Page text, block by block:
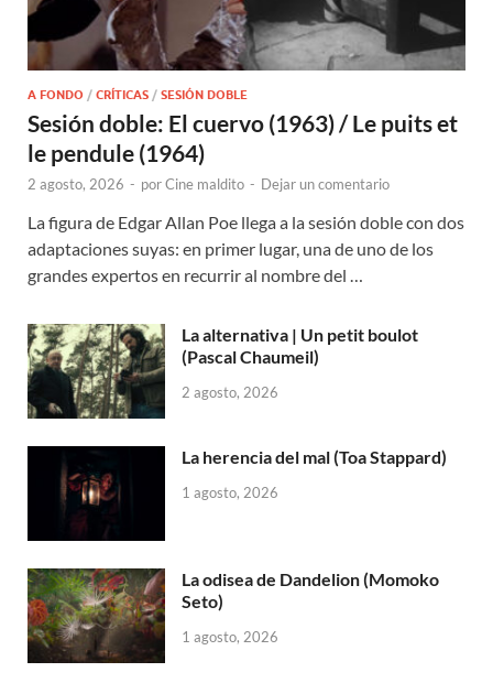
A FONDO / CRÍTICAS / SESIÓN DOBLE
Sesión doble: El cuervo (1963) / Le puits et
le pendule (1964)
2 agosto, 2026 - porCine maldito - Dejar un comentario
La figura de Edgar Allan Poe llega a la sesión doble con dos
adaptaciones suyas: en primer lugar, una de uno de los
grandes expertos en recurrir al nombre del …
La alternativa | Un petit boulot
(Pascal Chaumeil)
2 agosto, 2026
La herencia del mal (Toa Stappard)
1 agosto, 2026
La odisea de Dandelion (Momoko
Seto)
1 agosto, 2026